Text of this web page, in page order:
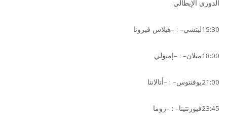
الدوري الإيطالي
15:30ليتشي– : –هيلاس فيرونا
18:00ميلان– : –إمبولي
21:00يوفنتوس– : –أتالانتا
23:45فيورنتينا– : –روما